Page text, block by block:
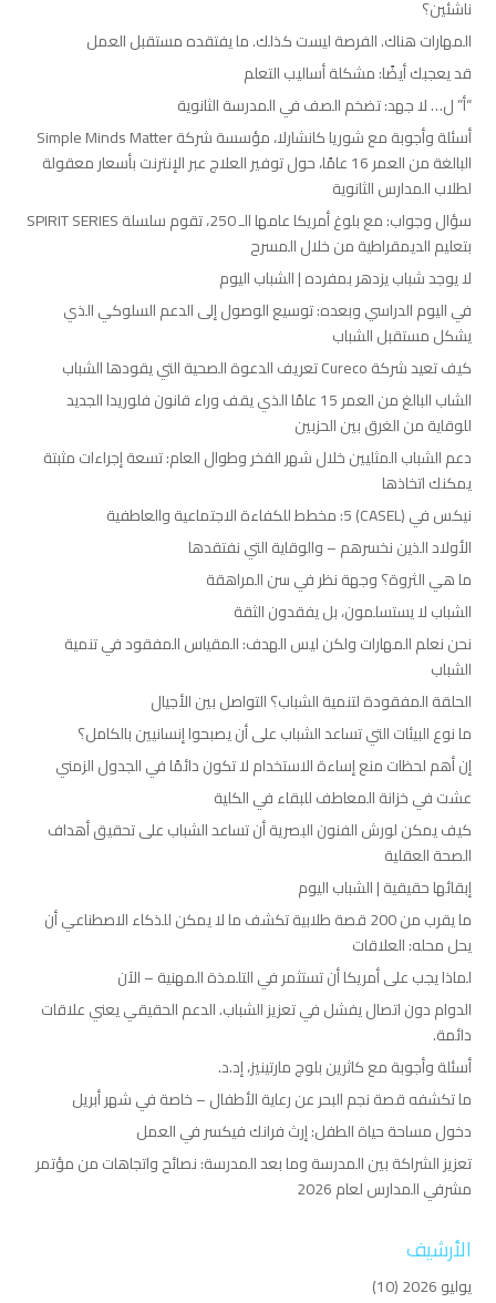
ناشئين؟
المهارات هناك. الفرصة ليست كذلك. ما يفتقده مستقبل العمل
قد يعجبك أيضًا: مشكلة أساليب التعلم
“أ” ل… لا جهد: تضخم الصف في المدرسة الثانوية
أسئلة وأجوبة مع شوريا كانشارلا، مؤسسة شركة Simple Minds Matter
البالغة من العمر 16 عامًا، حول توفير العلاج عبر الإنترنت بأسعار معقولة
لطلاب المدارس الثانوية
سؤال وجواب: مع بلوغ أمريكا عامها الـ 250، تقوم سلسلة SPIRIT SERIES
بتعليم الديمقراطية من خلال المسرح
لا يوجد شباب يزدهر بمفرده | الشباب اليوم
في اليوم الدراسي وبعده: توسيع الوصول إلى الدعم السلوكي الذي
يشكل مستقبل الشباب
كيف تعيد شركة Cureco تعريف الدعوة الصحية التي يقودها الشباب
الشاب البالغ من العمر 15 عامًا الذي يقف وراء قانون فلوريدا الجديد
للوقاية من الغرق بين الحزبين
دعم الشباب المثليين خلال شهر الفخر وطوال العام: تسعة إجراءات مثبتة
يمكنك اتخاذها
نيكس في (CASEL) 5: مخطط للكفاءة الاجتماعية والعاطفية
الأولاد الذين نخسرهم – والوقاية التي نفتقدها
ما هي الثروة؟ وجهة نظر في سن المراهقة
الشباب لا يستسلمون، بل يفقدون الثقة
نحن نعلم المهارات ولكن ليس الهدف: المقياس المفقود في تنمية
الشباب
الحلقة المفقودة لتنمية الشباب؟ التواصل بين الأجيال
ما نوع البيئات التي تساعد الشباب على أن يصبحوا إنسانيين بالكامل؟
إن أهم لحظات منع إساءة الاستخدام لا تكون دائمًا في الجدول الزمني
عشت في خزانة المعاطف للبقاء في الكلية
كيف يمكن لورش الفنون البصرية أن تساعد الشباب على تحقيق أهداف
الصحة العقلية
إبقائها حقيقية | الشباب اليوم
ما يقرب من 200 قصة طلابية تكشف ما لا يمكن للذكاء الاصطناعي أن
يحل محله: العلاقات
لماذا يجب على أمريكا أن تستثمر في التلمذة المهنية – الآن
الدوام دون اتصال يفشل في تعزيز الشباب. الدعم الحقيقي يعني علاقات
دائمة.
أسئلة وأجوبة مع كاثرين بلوج مارتينيز، إد.د.
ما تكشفه قصة نجم البحر عن رعاية الأطفال – خاصة في شهر أبريل
دخول مساحة حياة الطفل: إرث فرانك فيكسر في العمل
تعزيز الشراكة بين المدرسة وما بعد المدرسة: نصائح واتجاهات من مؤتمر
مشرفي المدارس لعام 2026
الأرشيف
يوليو 2026
(10)